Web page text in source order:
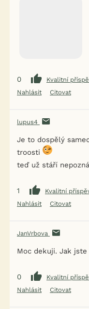
0
Kvalitní
Nahlásit
Citovat
lupus4
Je to dospělý
troosti
teď už stáří
1
Kvalitní
Nahlásit
Citovat
JanVrbova
Moc dekuji. Jak
0
Kvalitní
Nahlásit
Citovat